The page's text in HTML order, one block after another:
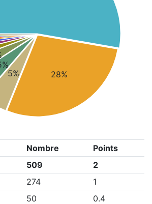
28%
5%
Nombre
Points
509
2
274
1
50
0.4